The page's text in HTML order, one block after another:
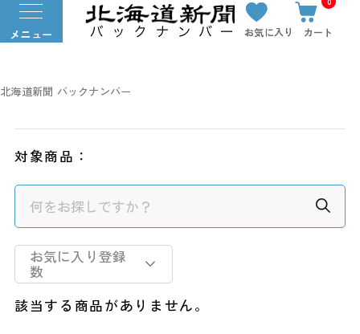
メニュー お気に入り カート
北海道新聞 バックナンバー
対象商品：
お気に入り登録
数
該当する商品がありません。